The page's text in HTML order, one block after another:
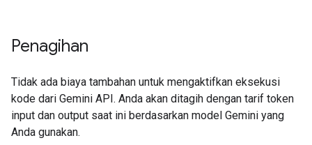
Penagihan
Tidak ada biaya tambahan untuk mengaktifkan eksekusi
kode dari Gemini API. Anda akan ditagih dengan tarif token
input dan output saat ini berdasarkan model Gemini yang
Anda gunakan.